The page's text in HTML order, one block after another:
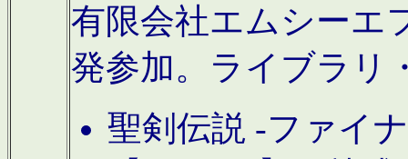
有限会社エムシーエ
発参加。ライブラリ
聖剣伝説 -ファイ